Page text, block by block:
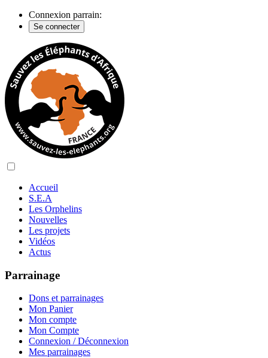
Connexion parrain:
Se connecter
Accueil
S.E.A
Les Orphelins
Nouvelles
Les projets
Vidéos
Actus
Parrainage
Dons et parrainages
Mon Panier
Mon compte
Mon Compte
Connexion / Déconnexion
Mes parrainages